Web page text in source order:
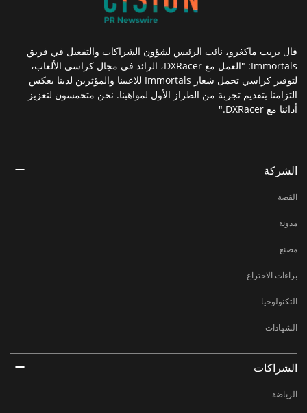
قال بريت ماكغرو، نائب الرئيس لشؤون الشراكات والتفعيل في فريق
Immortals: "العمل مع DXRacer، الرائد في مجال كراسي الألعاب،
لتوفير كراسي تحمل شعار Immortals للاعبينا والمؤثرين لدينا يعكس
التزامنا بتقديم تجربة من الطراز الأول لمواهبنا. نحن متحمسون لتعزيز
أدائنا مع DXRacer."
الشركة
القصة
مدونة
مصنع
براءات الاختراع
التكنولوجيا
الشهادات
الشراكات
الرياضة